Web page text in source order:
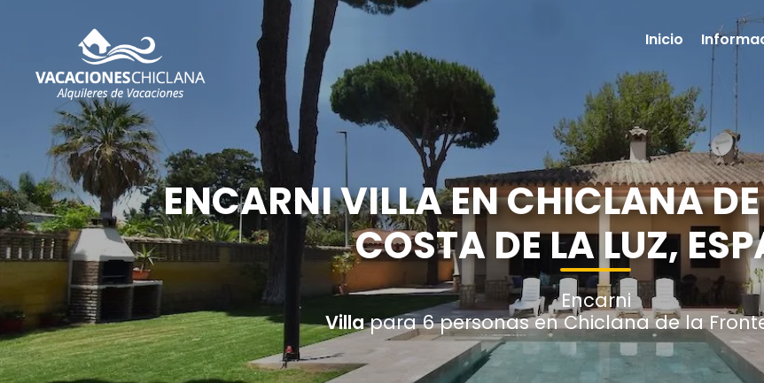
ENCARNI VILLA EN CHICLANA
COSTA DE LA LUZ,
Encarni
Villapara 6 personas en Chiclana de la
Inicio